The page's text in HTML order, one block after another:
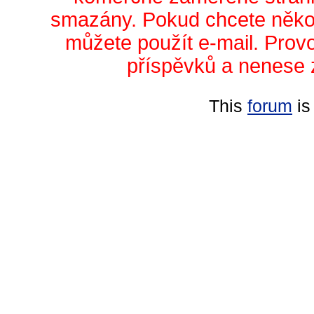
smazány. Pokud chcete
můžete použít e-mail.
příspěvků a nenese
This forum